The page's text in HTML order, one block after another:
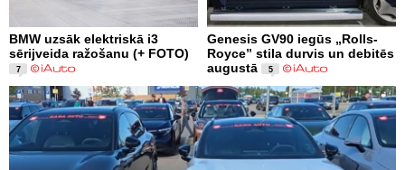
BMW uzsāk elektriskā i3
sērijveida ražošanu (+ FOTO)
7
Genesis GV90 iegūs „Rolls-
Royce” stila durvis un debitēs
augustā
5